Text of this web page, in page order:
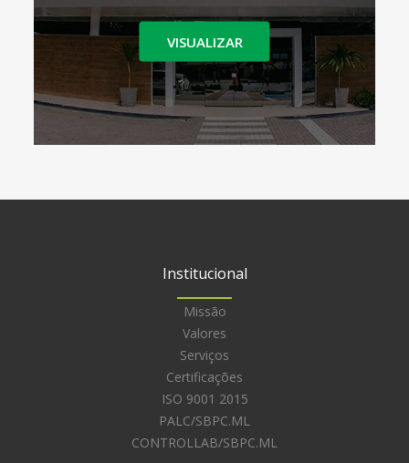
VISUALIZAR
Institucional
Missão
Valores
Serviços
Certificações
ISO 9001 2015
PALC/SBPC.ML
CONTROLLAB/SBPC.ML